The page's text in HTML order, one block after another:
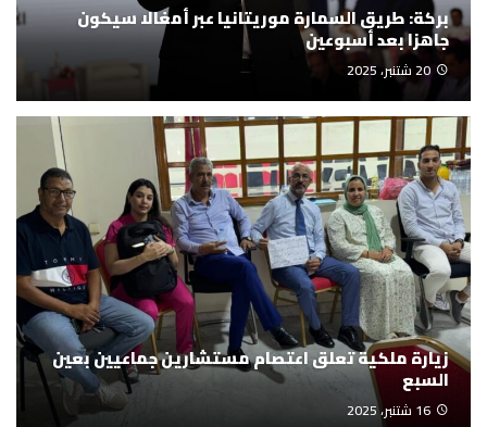
بركة: طريق السمارة موريتانيا عبر أمغالا سيكون
جاهزا بعد أسبوعين
20 شتنبر، 2025
زيارة ملكية تعلق اعتصام مستشارين جماعيين بعين
السبع
16 شتنبر، 2025